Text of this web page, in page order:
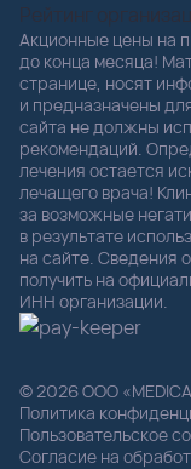
Рейтинг
Акционные цены на
до конца месяца!
странице, носят
и предназначены
сайта не должны
рекомендаций.
лечения остается
лечащего врача!
за возможные
в результате
на сайте. Сведения
получить на
ИНН организации.
© 2026 ООО
Политика
Пользовательское
Согласие на